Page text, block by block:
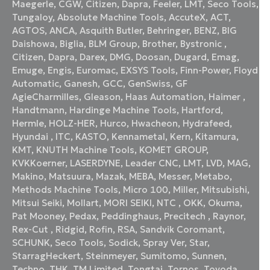
Maegerle, CGW, Citizen, Dapra, Feeler, LMT, Seco Tools,
Tungaloy,Absolute Machine Tools,AccuteX,ACT,
AGTOS,ANCA,Asquith Butler, Behringer, BENZ, BIG
Daishowa, Biglia, BLM Group, Brother, Bystronic ,
Citizen, Dapra, Darex, DMG, Doosan, Dugard, Emag,
Emuge, Engis, Euromac, EXSYS Tools, Finn-Power, Floyd
Automatic, Ganesh, GCC, GenSwiss, GF
AgieCharmilles, Gleason, Haas Automation, Haimer ,
Handtmann, Hardinge Machine Tools, Hartford,
Hermle, HOLZ-HER, Hurco, Hwacheon, Hydrafeed,
Hyundai , ITC, KASTO, Kennametal, Kern, Kitamura,
KMT, KNUTH Machine Tools, KOMET GROUP,
KVKKoerner, LASERDYNE, Leader CNC, LMT, LVD, MAG,
Makino, Matsuura, Mazak, MEBA, Messer, Metabo,
Methods Machine Tools, Micro 100, Miller, Mitsubishi,
Mitsui Seiki, Mollart, MORI SEIKI, NTC , OKK, Okuma,
Pat Mooney, Pedax, Peddinghaus, Precitech , Raynor,
Rex-Cut , Ridgid, Rofin, RSA, Sandvik Coromant,
SCHUNK, Seco Tools, Sodick, Spray Ver, Star,
StarragHeckert, Steinmeyer, Sumitomo, Sunnen,